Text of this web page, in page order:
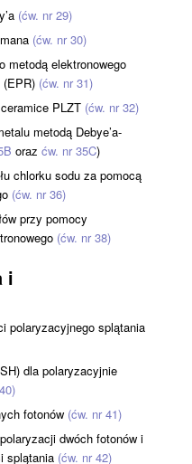
(ćw. nr 29)
(ćw. nr 30)
metodą elektronowego
(EPR) (ćw. nr 31)
PLZT (ćw. nr 32)
metodą Debye’a-
oraz ćw. nr 35C)
chlorku sodu za pomocą
(ćw. nr 36)
przy pomocy
(ćw. nr 38)
i
polaryzacyjnego splątania
dla polaryzacyjnie
fotonów (ćw. nr 41)
dwóch fotonów i
splątania (ćw. nr 42)